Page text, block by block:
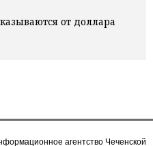
от доллара
агентство Чеченской